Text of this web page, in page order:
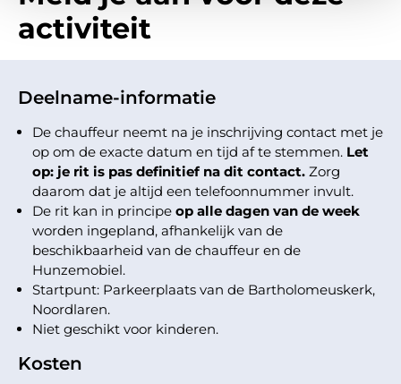
activiteit
Deelname-informatie
De chauffeur neemt na je inschrijving contact met je
op om de exacte datum en tijd af te stemmen. Let
op: je rit is pas definitief na dit contact. Zorg
daarom dat je altijd een telefoonnummer invult.
De rit kan in principe op alle dagen van de week
worden ingepland, afhankelijk van de
beschikbaarheid van de chauffeur en de
Hunzemobiel.
Startpunt: Parkeerplaats van de Bartholomeuskerk,
Noordlaren.
Niet geschikt voor kinderen.
Kosten